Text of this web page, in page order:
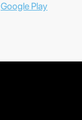
Google Play